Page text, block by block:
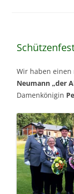
Wir haben einen
Neumann „der
Damenkönigin